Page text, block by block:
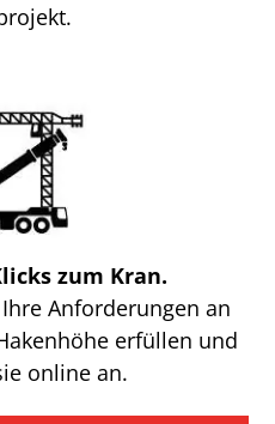
zum Kran.
Anforderungen an
erfüllen und
online an.